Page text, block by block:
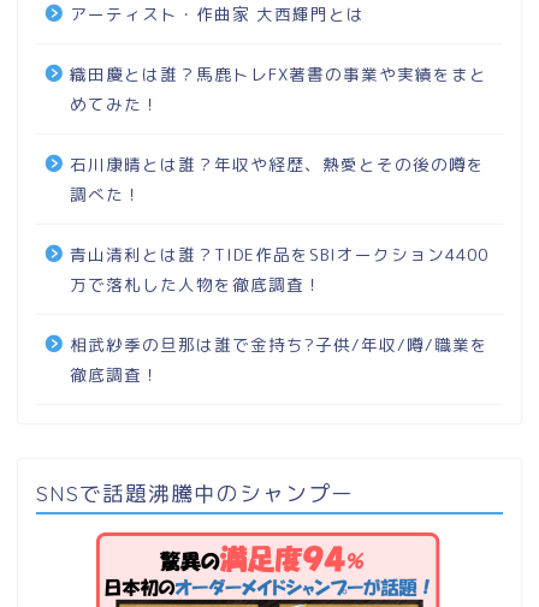
アーティスト・作曲家 大西輝門とは
織田慶とは誰？馬鹿トレFX著書の事業や実績をまと
めてみた！
石川康晴とは誰？年収や経歴、熱愛とその後の噂を
調べた！
青山清利とは誰？TIDE作品をSBIオークション4400
万で落札した人物を徹底調査！
相武紗季の旦那は誰で金持ち?子供/年収/噂/職業を
徹底調査！
SNSで話題沸騰中のシャンプー